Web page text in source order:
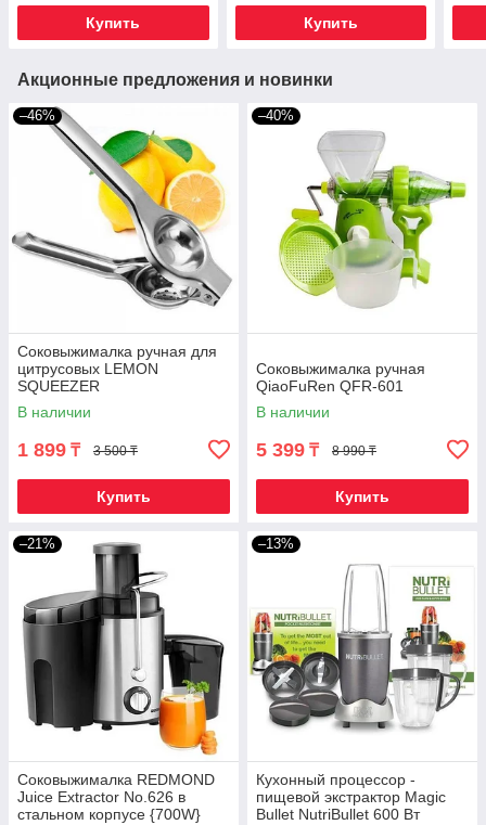
Купить Купить
Акционные предложения и новинки
–46%
Соковыжималка ручная для
цитрусовых LEMON
SQUEEZER
В наличии
1 899 ₸ 3 500 ₸
Купить
–40%
Соковыжималка ручная
QiaoFuRen QFR-601
В наличии
5 399 ₸ 8 990 ₸
Купить
–21%
Соковыжималка REDMOND
Juice Extractor No.626 в
стальном корпусе {700W}
–13%
Кухонный процессор -
пищевой экстрактор Magic
Bullet NutriBullet 600 Вт